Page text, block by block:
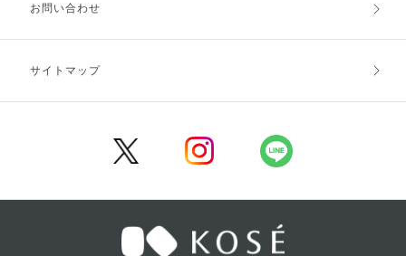
お支払方法
キャンセル・返品・交換
お問い合わせ
サイトマップ